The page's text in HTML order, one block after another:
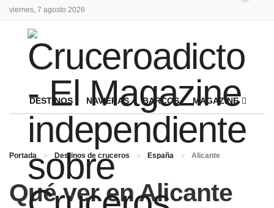
viernes, 7 agosto 2026
DESTINOS NAVIERAS BARCOS MAGAZINE
Portada » Destinos de cruceros » España » Alicante
Qué ver en Alicante